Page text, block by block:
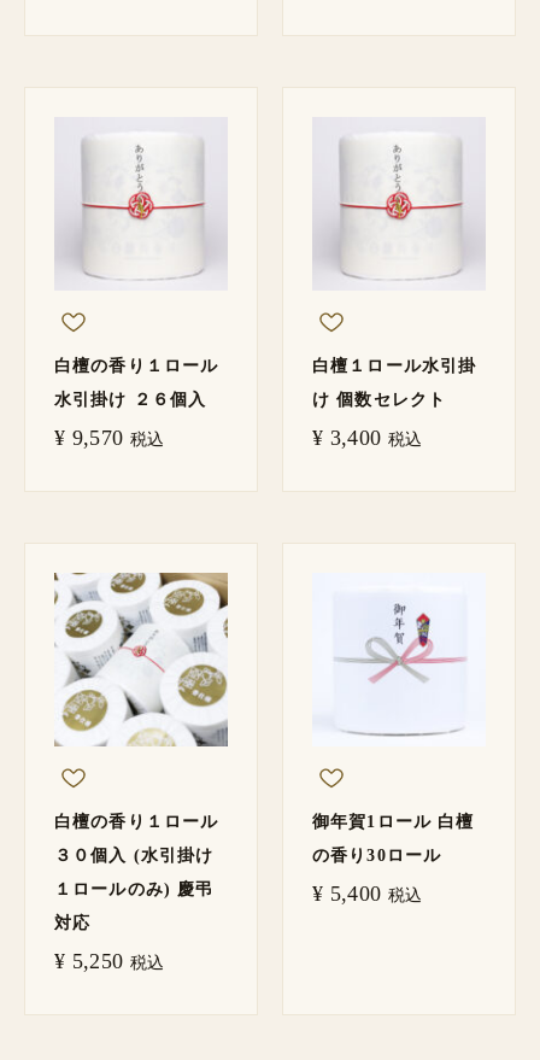
白檀の香り１ロール
水引掛け ２６個入
¥ 9,570 税込
白檀１ロール水引掛
け 個数セレクト
¥ 3,400 税込
白檀の香り１ロール
３０個入 (水引掛け
１ロールのみ) 慶弔
対応
¥ 5,250 税込
御年賀1ロール 白檀
の香り30ロール
¥ 5,400 税込